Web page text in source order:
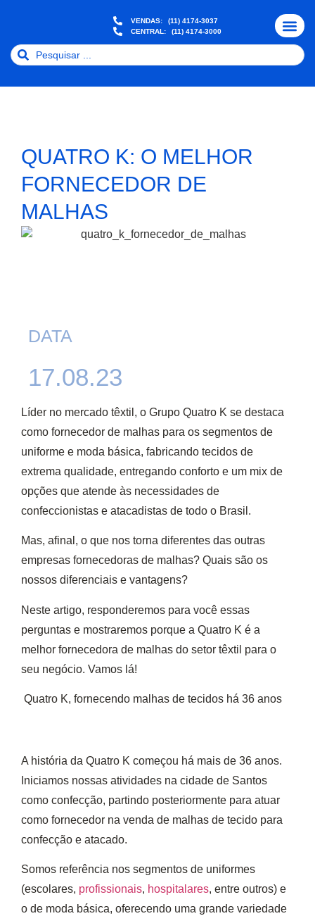
VENDAS:
(11) 4174-3037
CENTRAL:
(11) 4174-3000
QUATRO K: O MELHOR
FORNECEDOR DE
MALHAS
DATA
17.08.23
Líder no mercado têxtil, o Grupo Quatro K se destaca
como fornecedor de malhas para os segmentos de
uniforme e moda básica, fabricando tecidos de
extrema qualidade, entregando conforto e um mix de
opções que atende às necessidades de
confeccionistas e atacadistas de todo o Brasil .
Mas, afinal, o que nos torna diferentes das outras
empresas fornecedoras de malhas? Quais são os
nossos diferenciais e vantagens?
Neste artigo, responderemos para você essas
perguntas e mostraremos porque a Quatro K é a
melhor fornecedora de malhas do setor têxtil para o
seu negócio. Vamos lá!
Quatro K, fornecendo malhas de tecidos há 36 anos
A história da Quatro K começou há mais de 36 anos.
Iniciamos nossas atividades na cidade de Santos
como confecção, partindo posteriormente para atuar
como fornecedor na venda de malhas de tecido para
confecção e atacado.
Somos referência nos segmentos de uniformes
(escolares, profissionais, hospitalares, entre outros) e
o de moda básica, oferecendo uma grande variedade